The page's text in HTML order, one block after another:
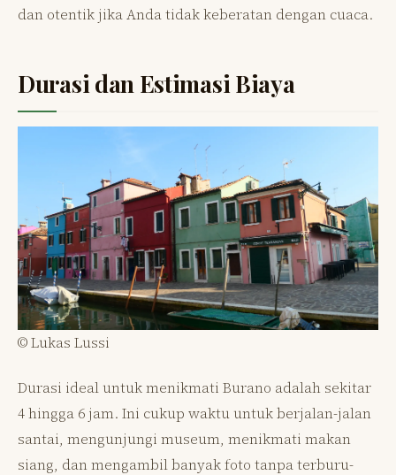
dan otentik jika Anda tidak keberatan dengan cuaca.
Durasi dan Estimasi Biaya
© Lukas Lussi
Durasi ideal untuk menikmati Burano adalah sekitar
4 hingga 6 jam. Ini cukup waktu untuk berjalan-jalan
santai, mengunjungi museum, menikmati makan
siang, dan mengambil banyak foto tanpa terburu-